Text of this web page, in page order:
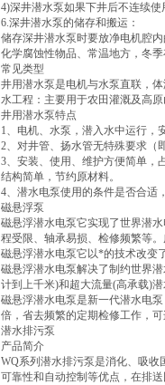
4)深井潜水泵如果下井后不连续
6.深井潜水泵的储存和搬运：
储存深井潜水泵时要放净电机腔
化学腐蚀性物品、常温地方，冬
常见类型
井用潜水泵是电机与水泵直联，
水工程：主要用于农田灌溉及高
井用潜水泵特点
1、电机、水泵，潜入水中运行，
2、对井管、扬水管无特殊要求（
3、安装、使用、维护方便简单，
结构简单，节约原材料。
4、潜水电泵使用的条件是否合适
磁悬浮泵
磁悬浮潜水电泵它实现了世界潜
程受限、轴承易损、检修频繁等
磁悬浮潜水电泵它以*的技术改变
磁悬浮潜水电泵解决了制约世界
计到上千米)和超大流量(高承载)
磁悬浮潜水电泵是新一代潜水电
倍，省去频繁的定期检修工作，
潜水排污泵
产品简介
WQ系列潜水排污泵是消化、吸
可靠性和自动控制等优点，在排